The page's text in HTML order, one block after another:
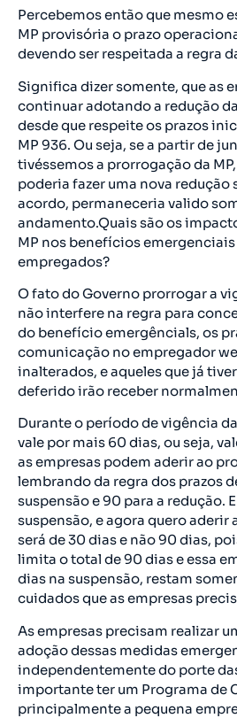
Percebemos então que mesmo
MP provisória o prazo
devendo ser respeitada a regra
Significa dizer somente, que as
continuar adotando a redução
desde que respeite os prazos
MP 936. Ou seja, se a partir de
tivéssemos a prorrogação da
poderia fazer uma nova redução
acordo, permaneceria valido
andamento.Quais são os
MP nos benefícios
empregados?
O fato do Governo prorrogar a
não interfere na regra para
do benefício emergêncials, os
comunicação no empregador
inalterados, e aqueles que já
deferido irão receber
Durante o período de vigência
vale por mais 60 dias, ou seja,
as empresas podem aderir ao
lembrando da regra dos prazos
suspensão e 90 para a redução. E
suspensão, e agora quero aderir
será de 30 dias e não 90 dias,
limita o total de 90 dias e essa
dias na suspensão, restam
cuidados que as empresas
As empresas precisam realizar
adoção dessas medidas
independentemente do porte
importante ter um Programa de
principalmente a pequena